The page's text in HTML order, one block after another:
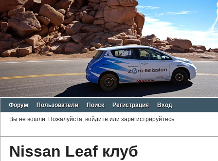
Форум Пользователи Поиск Регистрация Вход
Вы не вошли. Пожалуйста, войдите или зарегистрируйтесь.
Nissan Leaf клуб